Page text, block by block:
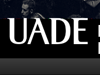
UADE